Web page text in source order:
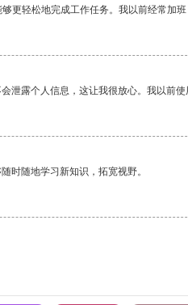
更轻松地完成工作任务。我以前经常加
泄露个人信息，这让我很放心。我以前
时随地学习新知识，拓宽视野。